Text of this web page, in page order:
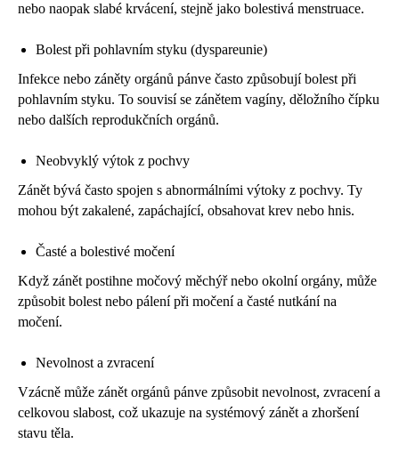
nebo naopak slabé krvácení, stejně jako bolestivá menstruace.
Bolest při pohlavním styku (dyspareunie)
Infekce nebo záněty orgánů pánve často způsobují bolest při
pohlavním styku. To souvisí se zánětem vagíny, děložního čípku
nebo dalších reprodukčních orgánů.
Neobvyklý výtok z pochvy
Zánět bývá často spojen s abnormálními výtoky z pochvy. Ty
mohou být zakalené, zapáchající, obsahovat krev nebo hnis.
Časté a bolestivé močení
Když zánět postihne močový měchýř nebo okolní orgány, může
způsobit bolest nebo pálení při močení a časté nutkání na
močení.
Nevolnost a zvracení
Vzácně může zánět orgánů pánve způsobit nevolnost, zvracení a
celkovou slabost, což ukazuje na systémový zánět a zhoršení
stavu těla.